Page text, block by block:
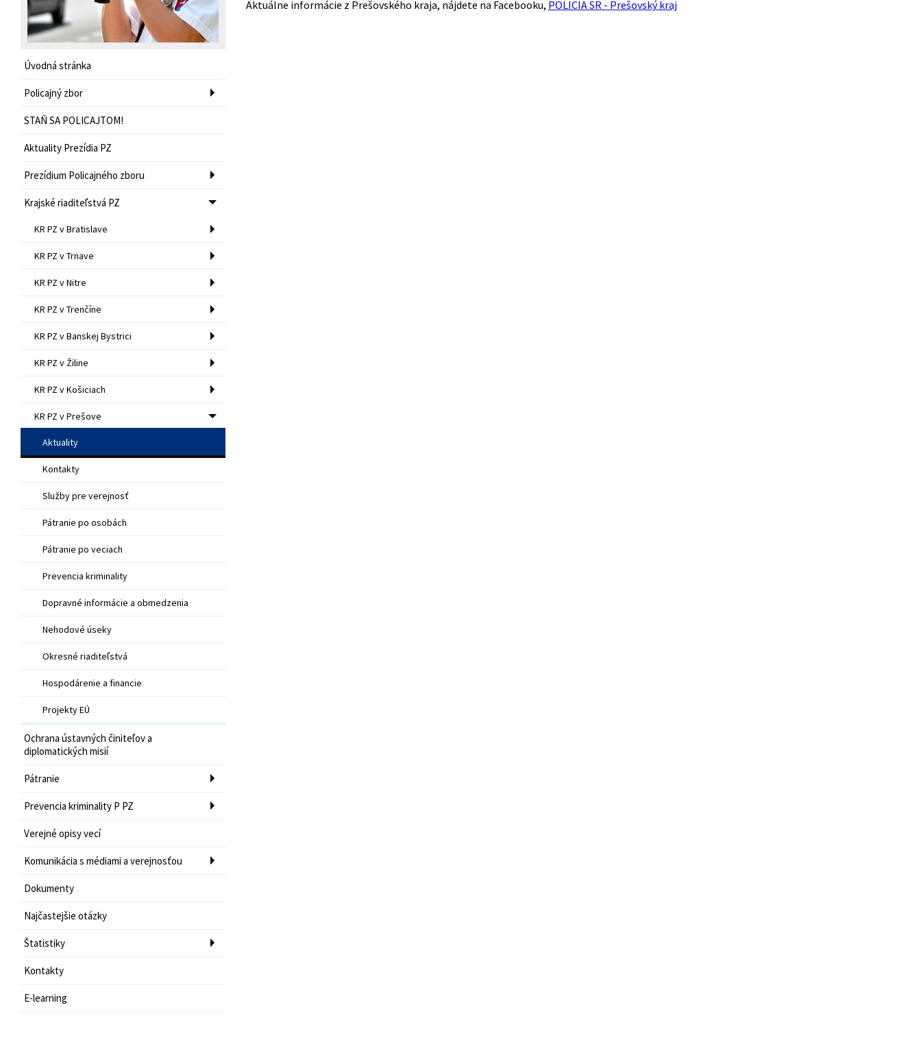
Úvodná stránka
Policajný zbor
STAŇ SA POLICAJTOM!
Aktuality Prezídia PZ
Prezídium Policajného zboru
Krajské riaditeľstvá PZ
KR PZ v Bratislave
KR PZ v Trnave
KR PZ v Nitre
KR PZ v Trenčíne
KR PZ v Banskej Bystrici
KR PZ v Žiline
KR PZ v Košiciach
KR PZ v Prešove
Aktuality
Kontakty
Služby pre verejnosť
Pátranie po osobách
Pátranie po veciach
Prevencia kriminality
Dopravné informácie a obmedzenia
Nehodové úseky
Okresné riaditeľstvá
Hospodárenie a financie
Projekty EÚ
Ochrana ústavných činiteľov a
diplomatických misií
Pátranie
Prevencia kriminality P PZ
Verejné opisy vecí
Komunikácia s médiami a verejnosťou
Dokumenty
Najčastejšie otázky
Štatistiky
Kontakty
E-learning
Aktuálne informácie z Prešovského kraja, nájdete na Facebooku, POLICIA SR - Prešovský kraj